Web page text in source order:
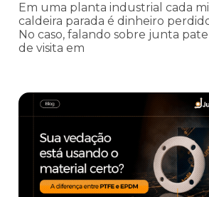
Em uma planta industrial cada
caldeira parada é dinheiro
No caso, falando sobre junta
de visita em